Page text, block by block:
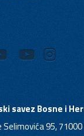
savez Bosne i
95,